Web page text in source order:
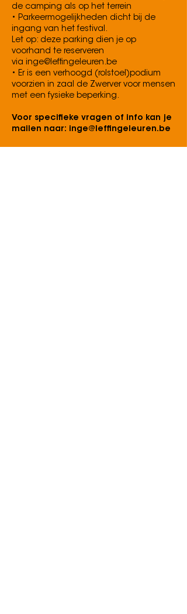
de camping als op het terrein
• Parkeermogelijkheden dicht bij de
ingang van het festival.
Let op: deze parking dien je op
voorhand te reserveren
via inge@leffingeleuren.be
• Er is een verhoogd (rolstoel)podium
voorzien in zaal de Zwerver voor mensen
met een fysieke beperking.
Voor specifieke vragen of info kan je
mailen naar: inge@leffingeleuren.be